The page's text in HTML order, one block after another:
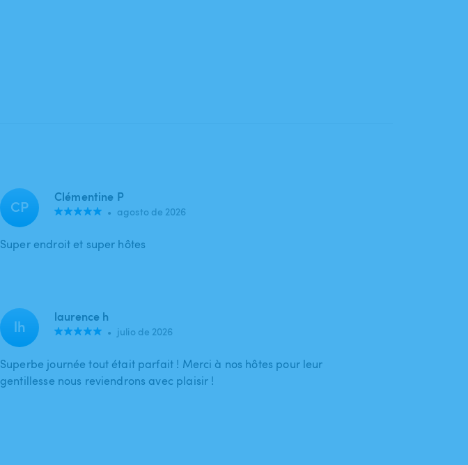
CP Clémentine P
• agosto de 2026
Super endroit et super hôtes
lh laurence h
• julio de 2026
Superbe journée tout était parfait ! Merci à nos hôtes pour leur
gentillesse nous reviendrons avec plaisir !